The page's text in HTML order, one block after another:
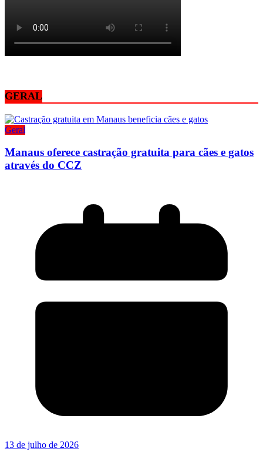
GERAL
Geral
Manaus oferece castração gratuita para cães e gatos
através do CCZ
13 de julho de 2026